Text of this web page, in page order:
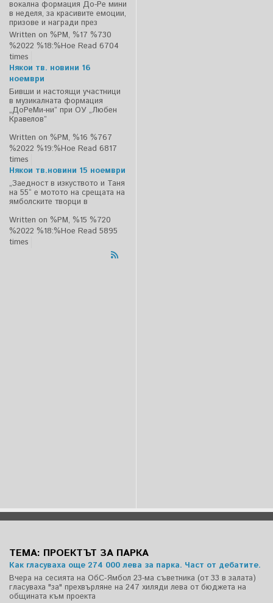
вокална формация До-Ре мини
в неделя, за красивите емоции,
призове и награди през
Written on %PM, %17 %730
%2022 %18:%Ное Read 6704
times
Някои тв. новини 16
ноември
Бивши и настоящи участници
в музикалната формация
„ДоРеМи-ни” при ОУ „Любен
Кравелов”
Written on %PM, %16 %767
%2022 %19:%Ное Read 6817
times
Някои тв.новини 15 ноември
„Заедност в изкуството и Таня
на 55“ е мотото на срещата на
ямболските творци в
Written on %PM, %15 %720
%2022 %18:%Ное Read 5895
times
ТЕМА: ПРОЕКТЪТ ЗА ПАРКА
Как гласуваха още 274 000 лева за парка. Част от дебатите.
Вчера на сесията на ОбС-Ямбол 23-ма съветника (от 33 в залата)
гласуваха "за" прехвърляне на 247 хиляди лева от бюджета на
общината към проекта